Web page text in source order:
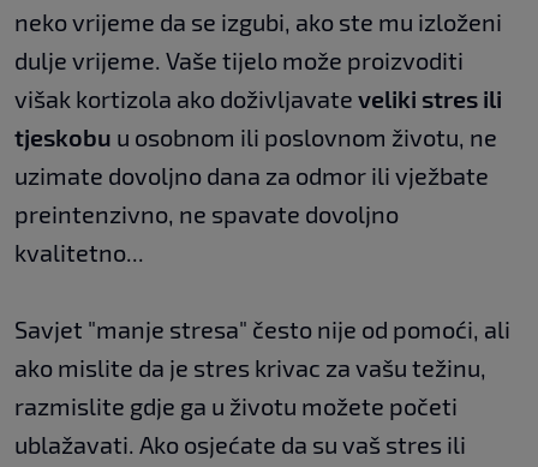
neko vrijeme da se izgubi, ako ste mu izloženi
dulje vrijeme. Vaše tijelo može proizvoditi
višak kortizola ako doživljavate veliki stres ili
tjeskobu u osobnom ili poslovnom životu, ne
uzimate dovoljno dana za odmor ili vježbate
preintenzivno, ne spavate dovoljno
kvalitetno...
Savjet "manje stresa" često nije od pomoći, ali
ako mislite da je stres krivac za vašu težinu,
razmislite gdje ga u životu možete početi
ublažavati. Ako osjećate da su vaš stres ili